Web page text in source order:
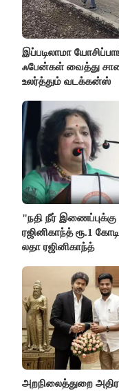
இப்படிலாமா
ஃபேன்கள் வைத்து
உலர்த்தும் வடக்கன்ஸ்
"நதி நீர்
ரஜினிகாந்த் ரூ.1
லதா ரஜினிகாந்த்
அறநிலைத்துறை